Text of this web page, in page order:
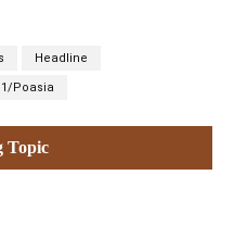
Headline
Poasia
Topic